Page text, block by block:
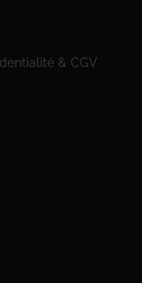
& CGV